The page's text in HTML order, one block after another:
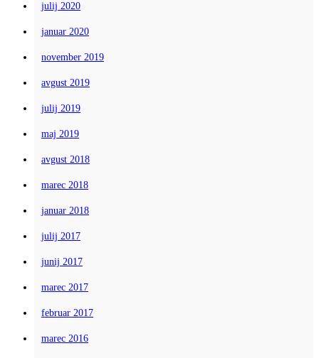
julij 2020
januar 2020
november 2019
avgust 2019
julij 2019
maj 2019
avgust 2018
marec 2018
januar 2018
julij 2017
junij 2017
marec 2017
februar 2017
marec 2016